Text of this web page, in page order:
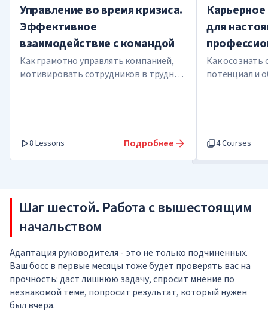
Управление во время кризиса.
Эффективное
взаимодействие с командой
Как грамотно управлять компанией,
мотивировать сотрудников в трудные
8 Lessons Подробнее
для
Как осознать
потенциал и
4 Courses
Шаг шестой. Работа с вышестоящим
начальством
Адаптация руководителя - это не только подчиненных.
Ваш босс в первые месяцы тоже будет проверять вас на
прочность: даст лишнюю задачу, спросит мнение по
незнакомой теме, попросит результат, который нужен
был вчера.